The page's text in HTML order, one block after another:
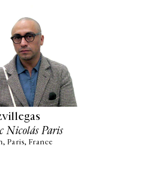
Nicolás Paris
Paris, France